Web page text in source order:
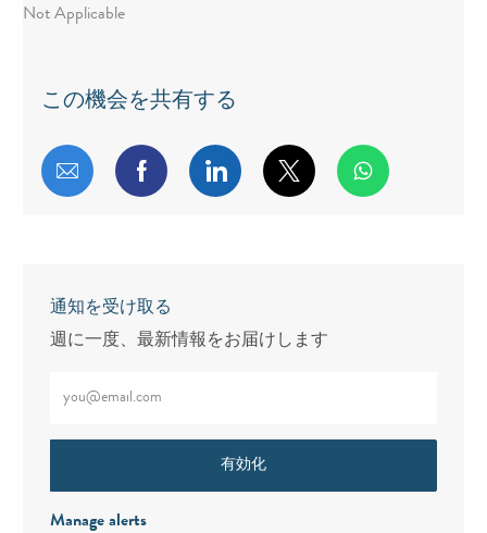
Not Applicable
この機会を共有する
メールで共有するFacebookで共有する
LinkedInで共有する
twitterで共有する
通知を受け取る
週に一度、最新情報をお届けします
有効化
Manage alerts